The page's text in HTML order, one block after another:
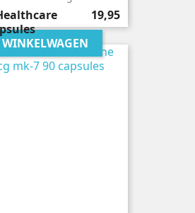
Prijs
19,95